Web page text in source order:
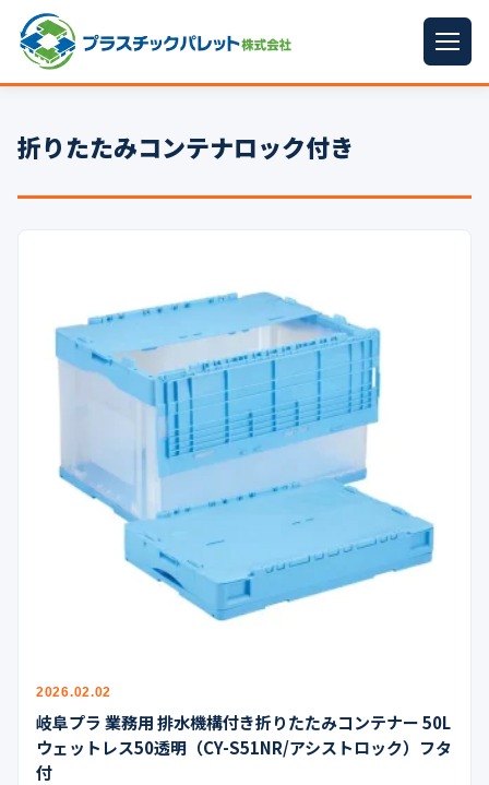
パレットサイズ
プラパレット ▼
再生原料
イラン情勢まとめ
公式ブログ
🇰🇷🇹🇼
折りたたみコンテナロック付き
2026.02.02
岐阜プラ 業務用 排水機構付き折りたたみコンテナー 50L
ウェットレス50透明（CY-S51NR/アシストロック）フタ
付